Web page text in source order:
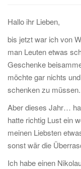
Hallo ihr Lieben,
bis jetzt war ich von
man Leuten etwas
Geschenke
möchte gar nichts
schenken zu müssen.
Aber dieses Jahr…
hatte richtig Lust ein
meinen Liebsten
sonst wär die
Ich habe einen